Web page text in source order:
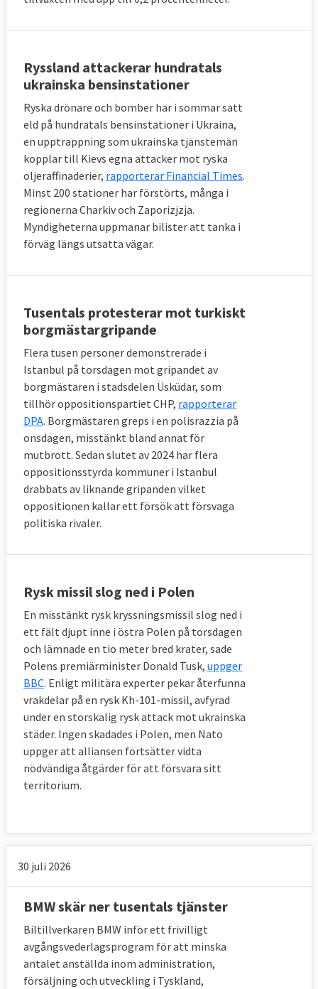
Ryssland attackerar hundratals
ukrainska bensinstationer
Ryska drönare och bomber har i sommar satt
eld på hundratals bensinstationer i Ukraina,
en upptrappning som ukrainska tjänstemän
kopplar till Kievs egna attacker mot ryska
oljeraffinaderier, rapporterar Financial Times.
Minst 200 stationer har förstörts, många i
regionerna Charkiv och Zaporizjzja.
Myndigheterna uppmanar bilister att tanka i
förväg längs utsatta vägar.
Tusentals protesterar mot turkiskt
borgmästargripande
Flera tusen personer demonstrerade i
Istanbul på torsdagen mot gripandet av
borgmästaren i stadsdelen Üsküdar, som
tillhör oppositionspartiet CHP, rapporterar
DPA. Borgmästaren greps i en polisrazzia på
onsdagen, misstänkt bland annat för
mutbrott. Sedan slutet av 2024 har flera
oppositionsstyrda kommuner i Istanbul
drabbats av liknande gripanden vilket
oppositionen kallar ett försök att försvaga
politiska rivaler.
Rysk missil slog ned i Polen
En misstänkt rysk kryssningsmissil slog ned i
ett fält djupt inne i östra Polen på torsdagen
och lämnade en tio meter bred krater, sade
Polens premiärminister Donald Tusk, uppger
BBC. Enligt militära experter pekar återfunna
vrakdelar på en rysk Kh-101-missil, avfyrad
under en storskalig rysk attack mot ukrainska
städer. Ingen skadades i Polen, men Nato
uppger att alliansen fortsätter vidta
nödvändiga åtgärder för att försvara sitt
territorium.
30 juli 2026
BMW skär ner tusentals tjänster
Biltillverkaren BMW inför ett frivilligt
avgångsvederlagsprogram för att minska
antalet anställda inom administration,
försäljning och utveckling i Tyskland,